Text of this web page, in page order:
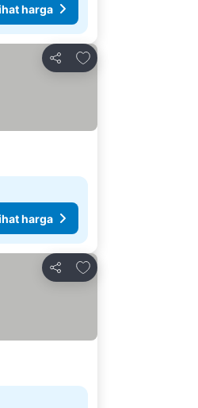
harga
Bagikan
Tambahkan ke favorit
harga
Bagikan
Tambahkan ke favorit